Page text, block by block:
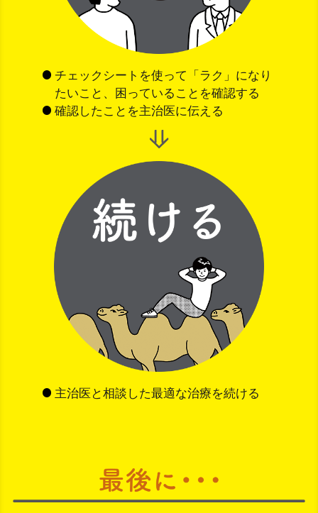
チェックシートを使って「ラク」になり
たいこと、困っていることを確認する
確認したことを主治医に伝える
主治医と相談した最適な治療を続ける